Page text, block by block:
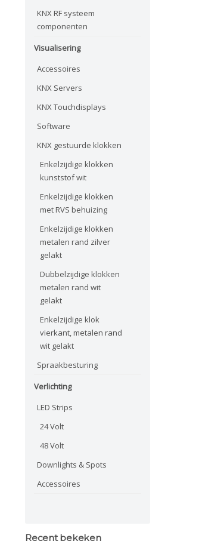
KNX RF systeem
componenten
Visualisering
Accessoires
KNX Servers
KNX Touchdisplays
Software
KNX gestuurde klokken
Enkelzijdige klokken
kunststof wit
Enkelzijdige klokken
met RVS behuizing
Enkelzijdige klokken
metalen rand zilver
gelakt
Dubbelzijdige klokken
metalen rand wit
gelakt
Enkelzijdige klok
vierkant, metalen rand
wit gelakt
Spraakbesturing
Verlichting
LED Strips
24 Volt
48 Volt
Downlights & Spots
Accessoires
Recent bekeken